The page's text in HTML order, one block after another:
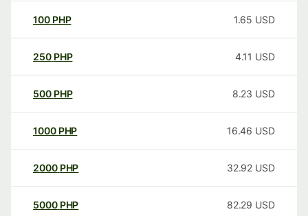
100 PHP 1.65 USD
250 PHP 4.11 USD
500 PHP 8.23 USD
1000 PHP 16.46 USD
2000 PHP 32.92 USD
5000 PHP 82.29 USD